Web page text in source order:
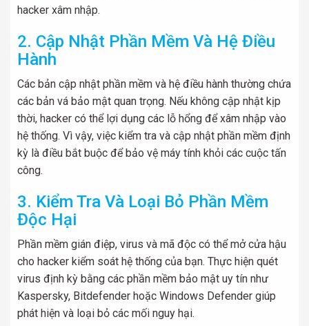
hacker xâm nhập.
2. Cập Nhật Phần Mềm Và Hệ Điều
Hành
Các bản cập nhật phần mềm và hệ điều hành thường chứa
các bản vá bảo mật quan trọng. Nếu không cập nhật kịp
thời, hacker có thể lợi dụng các lỗ hổng để xâm nhập vào
hệ thống. Vì vậy, việc kiểm tra và cập nhật phần mềm định
kỳ là điều bắt buộc để bảo vệ máy tính khỏi các cuộc tấn
công.
3. Kiểm Tra Và Loại Bỏ Phần Mềm
Độc Hại
Phần mềm gián điệp, virus và mã độc có thể mở cửa hậu
cho hacker kiểm soát hệ thống của bạn. Thực hiện quét
virus định kỳ bằng các phần mềm bảo mật uy tín như
Kaspersky, Bitdefender hoặc Windows Defender giúp
phát hiện và loại bỏ các mối nguy hại.